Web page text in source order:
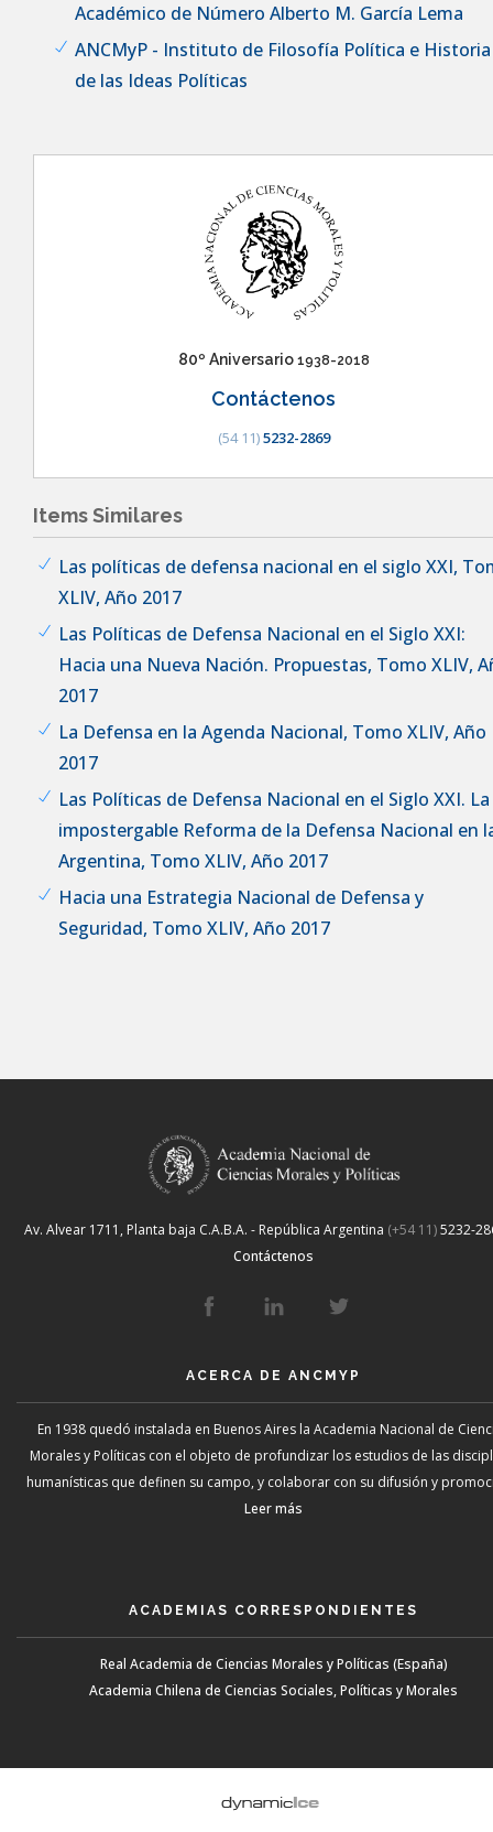
Académico de Número Alberto M. García Lema
ANCMyP - Instituto de Filosofía Política e Historia
de las Ideas Políticas
80º Aniversario 1938-2018
Contáctenos
(54 11)5232-2869
Items Similares
Las políticas de defensa nacional en el siglo XXI,
XLIV, Año 2017
Las Políticas de Defensa Nacional en el Siglo XXI:
Hacia una Nueva Nación. Propuestas, Tomo XLIV,
2017
La Defensa en la Agenda Nacional, Tomo XLIV, Año
2017
Las Políticas de Defensa Nacional en el Siglo XXI. La
impostergable Reforma de la Defensa Nacional en
Argentina, Tomo XLIV, Año 2017
Hacia una Estrategia Nacional de Defensa y
Seguridad, Tomo XLIV, Año 2017
Av. Alvear 1711, Planta baja C.A.B.A. - República Argentina (+54 11)5232-
Contáctenos
ACERCA DE ANCMYP
En 1938 quedó instalada en Buenos Aires la Academia Nacional de
Morales y Políticas con el objeto de profundizar los estudios de las
humanísticas que definen su campo, y colaborar con su difusión y
Leer más
ACADEMIAS CORRESPONDIENTES
Real Academia de Ciencias Morales y Políticas (España)
Academia Chilena de Ciencias Sociales, Políticas y Morales